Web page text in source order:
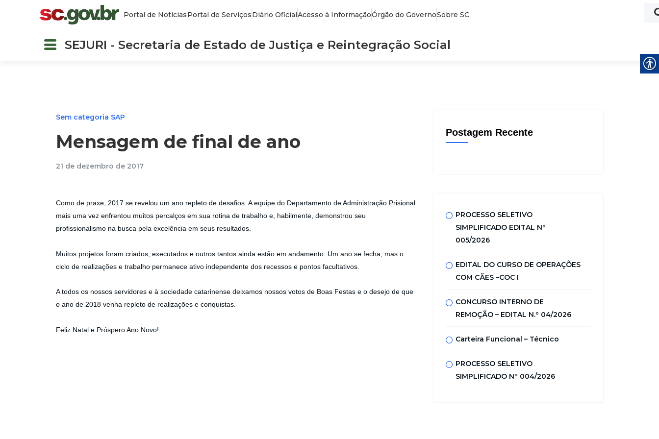
Portal de NotíciasPortal de ServiçosDiário OficialAcesso à InformaçãoÓrgão do GovernoSobre SC
SEJURI - Secretaria de Estado de Justiça e Reintegração Social
Sem categoria SAP
Mensagem de final de ano
21 de dezembro de 2017
Como de praxe, 2017 se revelou um ano repleto de desafios. A equipe do Departamento de Administração Prisional
mais uma vez enfrentou muitos percalços em sua rotina de trabalho e, habilmente, demonstrou seu
profissionalismo na busca pela excelência em seus resultados.
Muitos projetos foram criados, executados e outros tantos ainda estão em andamento. Um ano se fecha, mas o
ciclo de realizações e trabalho permanece ativo independente dos recessos e pontos facultativos.
A todos os nossos servidores e à sociedade catarinense deixamos nossos votos de Boas Festas e o desejo de que
o ano de 2018 venha repleto de realizações e conquistas.
Feliz Natal e Próspero Ano Novo!
Postagem Recente
PROCESSO SELETIVO
SIMPLIFICADO EDITAL Nº
005/2026
EDITAL DO CURSO DE OPERAÇÕES
COM CÃES –COC I
CONCURSO INTERNO DE
REMOÇÃO – EDITAL N.º 04/2026
Carteira Funcional – Técnico
PROCESSO SELETIVO
SIMPLIFICADO Nº 004/2026